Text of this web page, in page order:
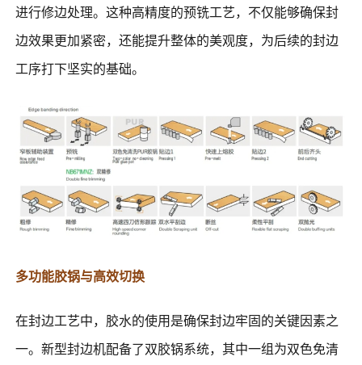
进行修边处理。这种高精度的预铣工艺，不仅能够确保封
边效果更加紧密，还能提升整体的美观度，为后续的封边
工序打下坚实的基础。
多功能胶锅与高效切换
在封边工艺中，胶水的使用是确保封边牢固的关键因素之
一。新型封边机配备了双胶锅系统，其中一组为双色免清